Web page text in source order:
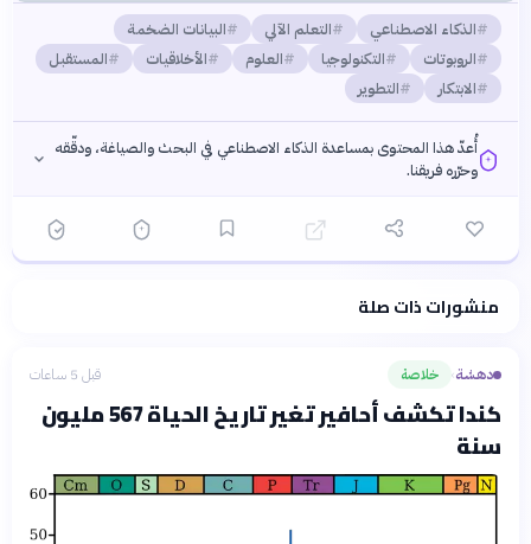
الذكاء الاصطناعي التعلم الآلي
البيانات الضخمة
الروبوتات
التكنولوجيا العلوم الأخلاقيات
المستقبل
الابتكار
التطوير
أُعدّ هذا المحتوى بمساعدة الذكاء الاصطناعي في البحث والصياغة، ودقّقه
وحرّره فريقنا.
فلسفتنا المعرفية· سياسة الذكاء الاصطناعيمنشورات ذات صلة
دهشة› خلاصة قبل 5 ساعات
كندا تكشف أحافير تغير تاريخ الحياة 567 مليون
سنة